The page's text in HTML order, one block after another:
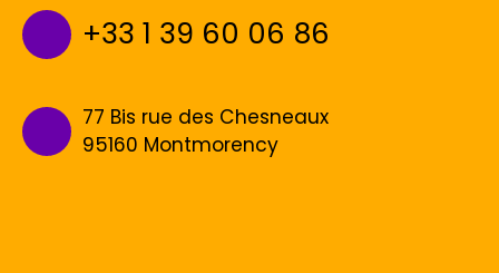
+33 1 39 60 06 86
77 Bis rue des Chesneaux
95160 Montmorency